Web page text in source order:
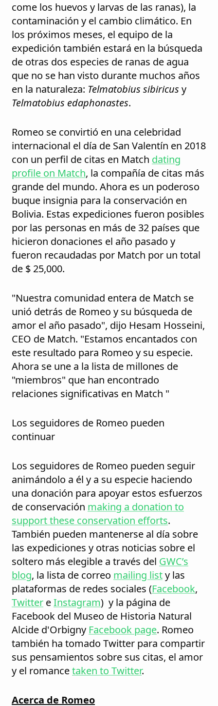
come los huevos y larvas de las ranas), la
contaminación y el cambio climático. En
los próximos meses, el equipo de la
expedición también estará en la búsqueda
de otras dos especies de ranas de agua
que no se han visto durante muchos años
en la naturaleza: Telmatobius sibiricus y
Telmatobius edaphonastes.
Romeo se convirtió en una celebridad
internacional el día de San Valentín en 2018
con un perfil de citas en Match dating
profile on Match, la compañía de citas más
grande del mundo. Ahora es un poderoso
buque insignia para la conservación en
Bolivia. Estas expediciones fueron posibles
por las personas en más de 32 países que
hicieron donaciones el año pasado y
fueron recaudadas por Match por un total
de $ 25,000.
"Nuestra comunidad entera de Match se
unió detrás de Romeo y su búsqueda de
amor el año pasado", dijo Hesam Hosseini,
CEO de Match. "Estamos encantados con
este resultado para Romeo y su especie.
Ahora se une a la lista de millones de
"miembros" que han encontrado
relaciones significativas en Match "
Los seguidores de Romeo pueden
continuar
Los seguidores de Romeo pueden seguir
animándolo a él y a su especie haciendo
una donación para apoyar estos esfuerzos
de conservación making a donation to
support these conservation efforts.
También pueden mantenerse al día sobre
las expediciones y otras noticias sobre el
soltero más elegible a través del GWC’s
blog, la lista de correo mailing listy las
plataformas de redes sociales (Facebook,
Twitter eInstagram) y la página de
Facebook del Museo de Historia Natural
Alcide d'Orbigny Facebook page. Romeo
también ha tomado Twitter para compartir
sus pensamientos sobre sus citas, el amor
y el romancetaken to Twitter.
Acerca de Romeo